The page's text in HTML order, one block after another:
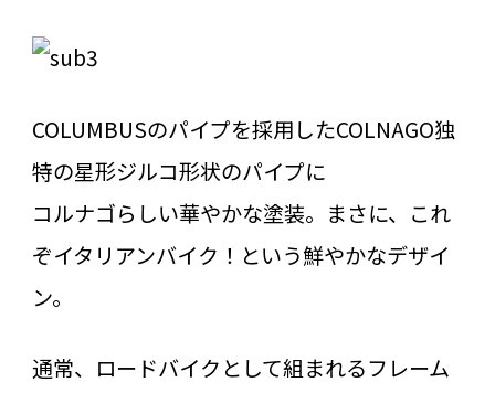
COLUMBUSのパイプを採用したCOLNAGO独
特の星形ジルコ形状のパイプに
コルナゴらしい華やかな塗装。まさに、これ
ぞイタリアンバイク！という鮮やかなデザイ
ン。
通常、ロードバイクとして組まれるフレーム